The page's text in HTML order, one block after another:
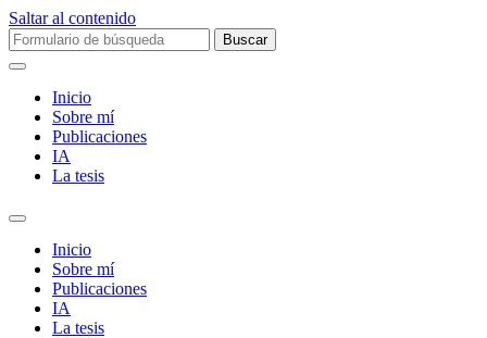
Saltar al contenido
Buscar:
Inicio
Sobre mí­
Publicaciones
IA
La tesis
Alternar
campo
búsqueda
Inicio
Sobre mí­
Publicaciones
IA
La tesis